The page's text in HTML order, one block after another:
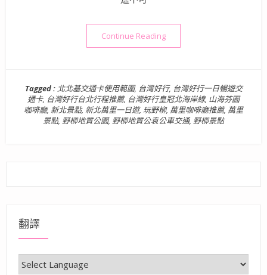
Continue Reading“北海岸秘境探索免開車！台
Tagged : 北北基交通卡使用範圍, 台灣好行, 台灣好行一日暢遊交
通卡, 台灣好行台北行程推薦, 台灣好行皇冠北海岸線, 山海芬園
咖啡廳, 新北景點, 新北萬里一日遊, 玩野柳, 萬里咖啡廳推薦, 萬里
景點, 野柳地質公園, 野柳地質公袁公車交通, 野柳景點
翻譯